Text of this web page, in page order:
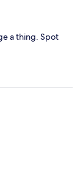
a thing. Spot